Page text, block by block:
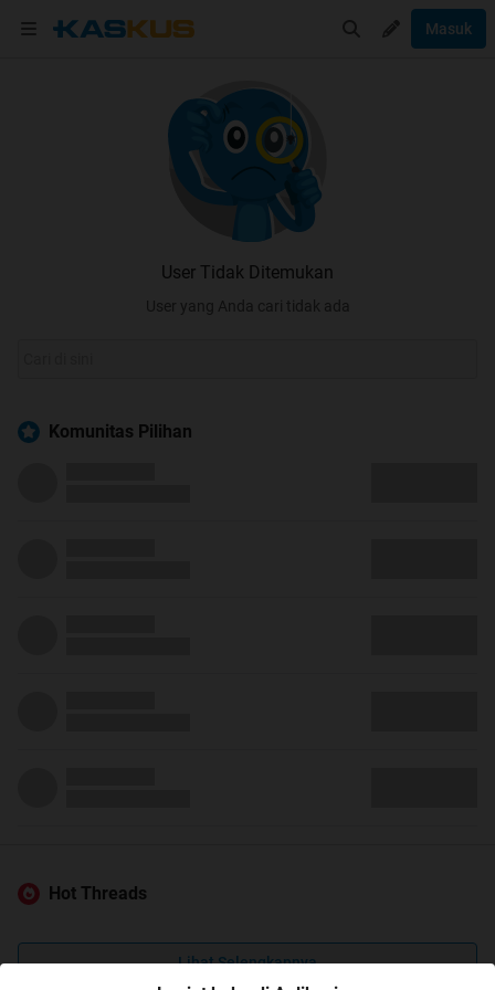
Masuk
User Tidak Ditemukan
User yang Anda cari tidak ada
Komunitas Pilihan
Hot Threads
Lihat Selengkapnya